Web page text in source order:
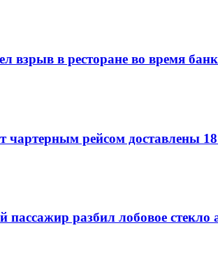
взрыв в ресторане во время
рейсом доставлены 18
разбил лобовое стекло